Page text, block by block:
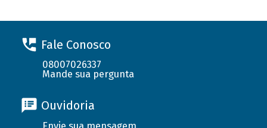
Fale Conosco
08007026337
Mande sua pergunta
Ouvidoria
Envie sua mensagem